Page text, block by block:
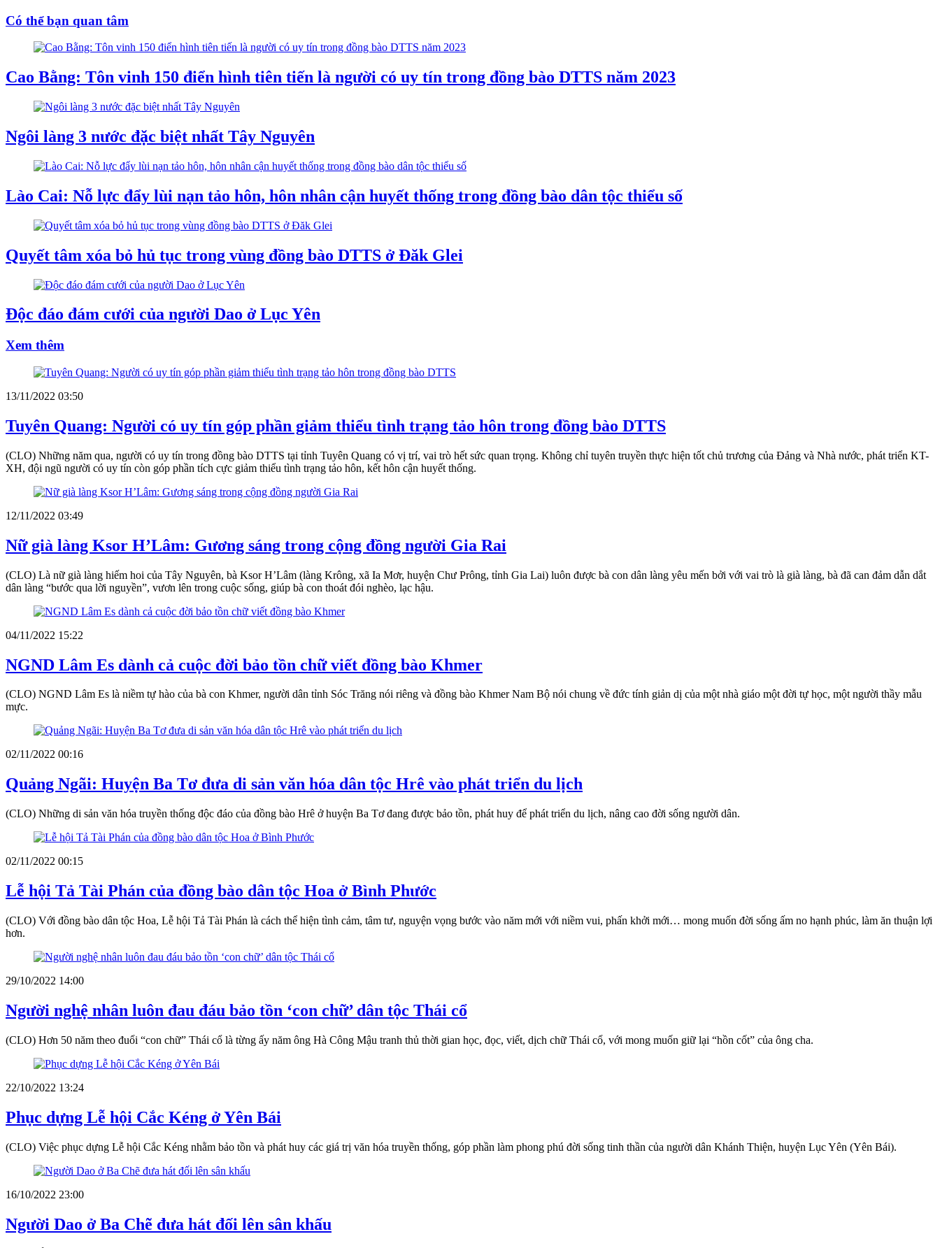
Có thể bạn quan tâm
Cao Bằng: Tôn vinh 150 điển hình tiên tiến là người có uy tín trong đồng bào DTTS năm 2023
Ngôi làng 3 nước đặc biệt nhất Tây Nguyên
Lào Cai: Nỗ lực đẩy lùi nạn tảo hôn, hôn nhân cận huyết thống trong đồng bào dân tộc thiểu số
Quyết tâm xóa bỏ hủ tục trong vùng đồng bào DTTS ở Đăk Glei
Độc đáo đám cưới của người Dao ở Lục Yên
Xem thêm
13/11/2022 03:50
Tuyên Quang: Người có uy tín góp phần giảm thiểu tình trạng tảo hôn trong đồng bào DTTS
(CLO) Những năm qua, người có uy tín trong đồng bào DTTS tại tỉnh Tuyên Quang có vị trí, vai trò hết sức quan trọng. Không chỉ tuyên truyền thực hiện tốt chủ trương của Đảng và Nhà nước, phát triển KT-
XH, đội ngũ người có uy tín còn góp phần tích cực giảm thiểu tình trạng tảo hôn, kết hôn cận huyết thống.
12/11/2022 03:49
Nữ già làng Ksor H’Lâm: Gương sáng trong cộng đồng người Gia Rai
(CLO) Là nữ già làng hiếm hoi của Tây Nguyên, bà Ksor H’Lâm (làng Krông, xã Ia Mơr, huyện Chư Prông, tỉnh Gia Lai) luôn được bà con dân làng yêu mến bởi với vai trò là già làng, bà đã can đảm dẫn dắt
dân làng “bước qua lời nguyền”, vươn lên trong cuộc sống, giúp bà con thoát đói nghèo, lạc hậu.
04/11/2022 15:22
NGND Lâm Es dành cả cuộc đời bảo tồn chữ viết đồng bào Khmer
(CLO) NGND Lâm Es là niềm tự hào của bà con Khmer, người dân tỉnh Sóc Trăng nói riêng và đồng bào Khmer Nam Bộ nói chung về đức tính giản dị của một nhà giáo một đời tự học, một người thầy mẫu
mực.
02/11/2022 00:16
Quảng Ngãi: Huyện Ba Tơ đưa di sản văn hóa dân tộc Hrê vào phát triển du lịch
(CLO) Những di sản văn hóa truyền thống độc đáo của đồng bào Hrê ở huyện Ba Tơ đang được bảo tồn, phát huy để phát triển du lịch, nâng cao đời sống người dân.
02/11/2022 00:15
Lễ hội Tả Tài Phán của đồng bào dân tộc Hoa ở Bình Phước
(CLO) Với đồng bào dân tộc Hoa, Lễ hội Tả Tài Phán là cách thể hiện tình cảm, tâm tư, nguyện vọng bước vào năm mới với niềm vui, phấn khởi mới… mong muốn đời sống ấm no hạnh phúc, làm ăn thuận lợi
hơn.
29/10/2022 14:00
Người nghệ nhân luôn đau đáu bảo tồn ‘con chữ’ dân tộc Thái cổ
(CLO) Hơn 50 năm theo đuổi “con chữ” Thái cổ là từng ấy năm ông Hà Công Mậu tranh thủ thời gian học, đọc, viết, dịch chữ Thái cổ, với mong muốn giữ lại “hồn cốt” của ông cha.
22/10/2022 13:24
Phục dựng Lễ hội Cắc Kéng ở Yên Bái
(CLO) Việc phục dựng Lễ hội Cắc Kéng nhằm bảo tồn và phát huy các giá trị văn hóa truyền thống, góp phần làm phong phú đời sống tinh thần của người dân Khánh Thiện, huyện Lục Yên (Yên Bái).
16/10/2022 23:00
Người Dao ở Ba Chẽ đưa hát đối lên sân khấu